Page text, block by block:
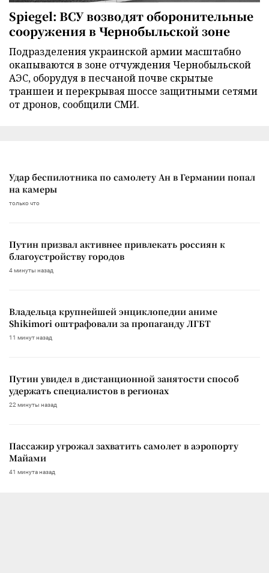
Spiegel: ВСУ возводят оборонительные
сооружения в Чернобыльской зоне
Подразделения украинской армии масштабно
окапываются в зоне отчуждения Чернобыльской
АЭС, оборудуя в песчаной почве скрытые
траншеи и перекрывая шоссе защитными сетями
от дронов, сообщили СМИ.
Удар беспилотника по самолету Ан в Германии попал
на камеры
только что
Путин призвал активнее привлекать россиян к
благоустройству городов
4 минуты назад
Владельца крупнейшей энциклопедии аниме
Shikimori оштрафовали за пропаганду ЛГБТ
11 минут назад
Путин увидел в дистанционной занятости способ
удержать специалистов в регионах
22 минуты назад
Пассажир угрожал захватить самолет в аэропорту
Майами
41 минута назад